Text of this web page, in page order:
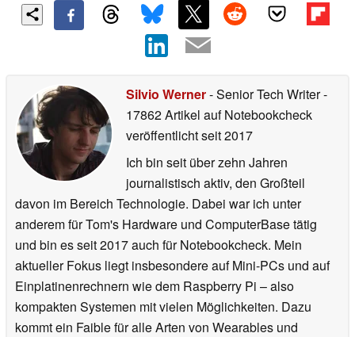
Silvio Werner- Senior Tech Writer-
17862 Artikel auf Notebookcheck
veröffentlichtseit 2017
Ich bin seit über zehn Jahren
journalistisch aktiv, den Großteil
davon im Bereich Technologie. Dabei war ich unter
anderem für Tom's Hardware und ComputerBase tätig
und bin es seit 2017 auch für Notebookcheck. Mein
aktueller Fokus liegt insbesondere auf Mini-PCs und auf
Einplatinenrechnern wie dem Raspberry Pi – also
kompakten Systemen mit vielen Möglichkeiten. Dazu
kommt ein Faible für alle Arten von Wearables und